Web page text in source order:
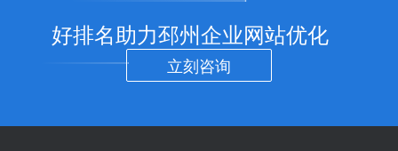
好排名助力邳州企业网站优化
立刻咨询